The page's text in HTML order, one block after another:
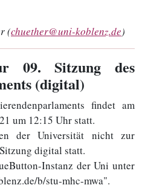
(chuether@uni-koblenz.de)
09. Sitzung des
(digital)
findet am
um 12:15 Uhr statt.
der Universität nicht zur
digital statt.
Instanz der Uni unter
b/stu-mhc-mwa".